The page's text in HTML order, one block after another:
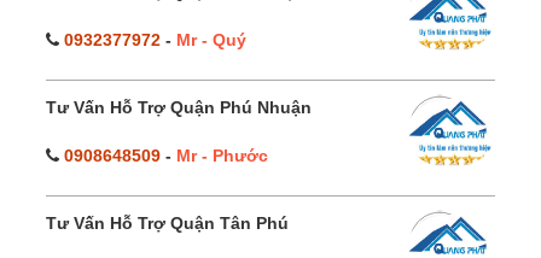
0932377972 - Mr - Quý
Tư Vấn Hỗ Trợ Quận Phú Nhuận
0908648509 - Mr - Phước
Tư Vấn Hỗ Trợ Quận Tân Phú